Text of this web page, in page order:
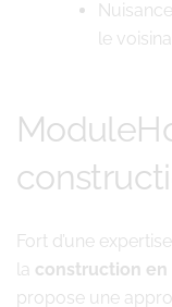
le
Fort d’une
la construction en
propose une